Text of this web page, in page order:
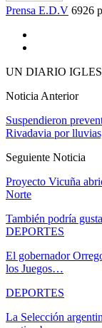
Prensa E.D.V 6926
UN DIARIO
Noticia Anterior
Suspendieron
Rivadavia por
Seguiente Noticia
Proyecto Vicuña
Norte
También podría
DEPORTES
El gobernador
los Juegos…
DEPORTES
La Selección